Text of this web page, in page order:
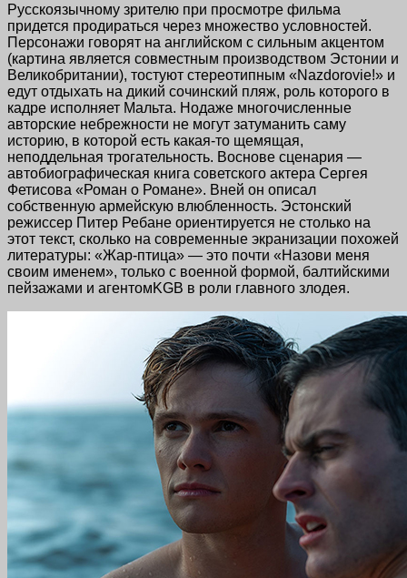
Русскоязычному зрителю при просмотре фильма
придется продираться через множество условностей.
Персонажи говорят на английском с сильным акцентом
(картина является совместным производством Эстонии и
Великобритании), тостуют стереотипным «Nazdorovie!» и
едут отдыхать на дикий сочинский пляж, роль которого в
кадре исполняет Мальта. Нодаже многочисленные
авторские небрежности не могут затуманить саму
историю, в которой есть какая-то щемящая,
неподдельная трогательность. Воснове сценария —
автобиографическая книга советского актера Сергея
Фетисова «Роман о Романе». Вней он описал
собственную армейскую влюбленность. Эстонский
режиссер Питер Ребане ориентируется не столько на
этот текст, сколько на современные экранизации похожей
литературы: «Жар-птица» — это почти «Назови меня
своим именем», только с военной формой, балтийскими
пейзажами и агентомKGB в роли главного злодея.